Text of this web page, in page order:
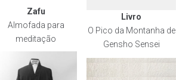
Zafu
Almofada para
meditação
Livro
O Pico da Montanha de
Gensho Sensei